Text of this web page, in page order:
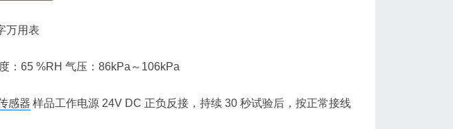
万用表
65 %RH 气压：86kPa～106kPa
感器 样品工作电源 24V DC 正负反接，持续 30 秒试验后，按正常接线